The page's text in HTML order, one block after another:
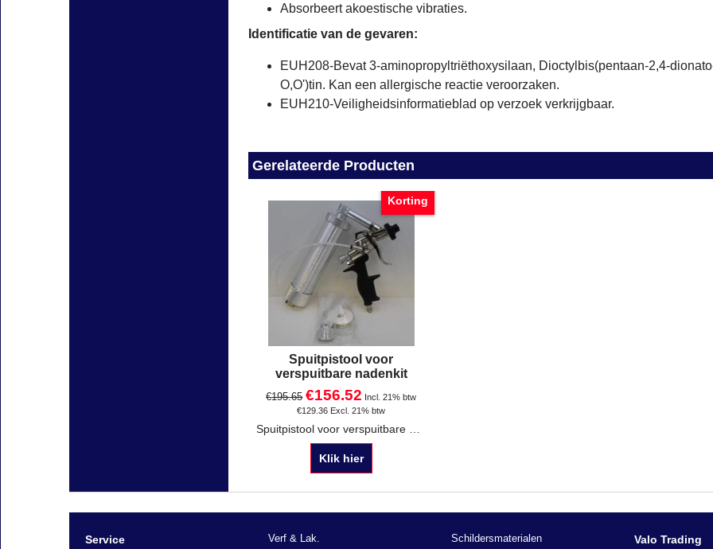
Absorbeert akoestische vibraties.
Identificatie van de gevaren:
EUH208-Bevat 3-aminopropyltriëthoxysilaan, Dioctylbis(pentaan-2,4-
O,O')tin. Kan een allergische reactie veroorzaken.
EUH210-Veiligheidsinformatieblad op verzoek verkrijgbaar.
Gerelateerde Producten
Korting
Spuitpistool voor
verspuitbare nadenkit
€195.65 €156.52 Incl. 21% btw
€129.36 Excl. 21% btw
Klik hier
Service Verf & Lak. Schildersmaterialen Valo Trading